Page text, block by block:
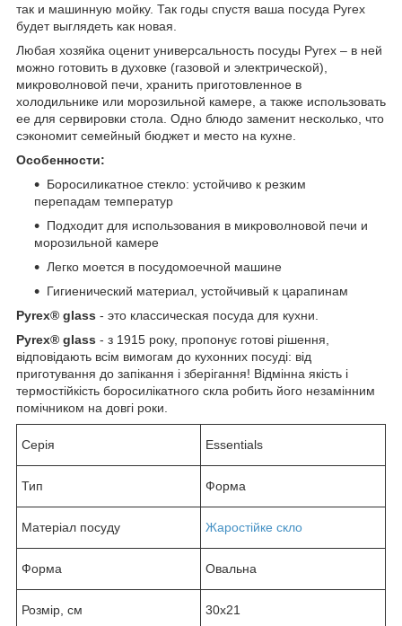
так и машинную мойку. Так годы спустя ваша посуда Pyrex
будет выглядеть как новая.
Любая хозяйка оценит универсальность посуды Pyrex – в ней
можно готовить в духовке (газовой и электрической),
микроволновой печи, хранить приготовленное в
холодильнике или морозильной камере, а также использовать
ее для сервировки стола. Одно блюдо заменит несколько, что
сэкономит семейный бюджет и место на кухне.
Особенности:
Боросиликатное стекло: устойчиво к резким
перепадам температур
Подходит для использования в микроволновой печи и
морозильной камере
Легко моется в посудомоечной машине
Гигиенический материал, устойчивый к царапинам
Pyrex® glass - это классическая посуда для кухни.
Pyrex® glass - з 1915 року, пропонує готові рішення,
відповідають всім вимогам до кухонних посуді: від
приготування до запікання і зберігання! Відмінна якість і
термостійкість боросилікатного скла робить його незамінним
помічником на довгі роки.
Серія Essentials
Тип Форма
Матеріал посуду Жаростійке скло
Форма Овальна
Розмір, см 30х21